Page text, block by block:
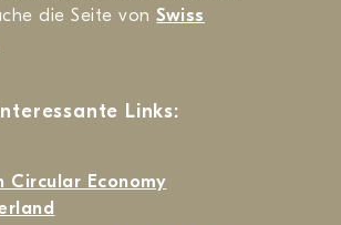
die Seite vonSwiss
Links:
Circular Economy